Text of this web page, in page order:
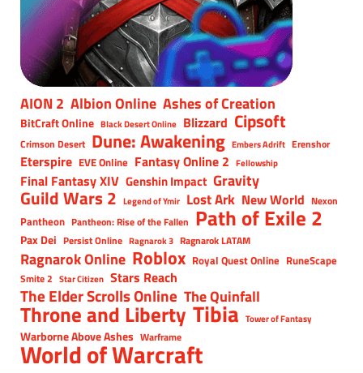
AION 2 Albion Online Ashes of Creation
BitCraft Online Black Desert Online Blizzard Cipsoft
Crimson Desert Dune: Awakening Embers Adrift Erenshor
Eterspire EVE Online Fantasy Online 2 Fellowship
Final Fantasy XIV Genshin Impact Gravity
Guild Wars 2 Legend of Ymir Lost Ark New World Nexon
Pantheon Pantheon: Rise of the Fallen Path of Exile 2
Pax Dei Persist Online Ragnarok 3 Ragnarok LATAM
Ragnarok Online Roblox Royal Quest Online RuneScape
Smite 2 Star Citizen Stars Reach
The Elder Scrolls Online The Quinfall
Throne and Liberty Tibia Tower of Fantasy
Warborne Above Ashes Warframe
World of Warcraft